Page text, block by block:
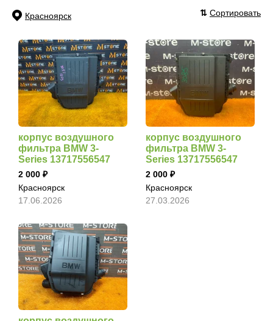
Красноярск ⇅ Сортировать
корпус воздушного
фильтра BMW 3-
Series 13717556547
2 000
Красноярск
17.06.2026
корпус воздушного
фильтра BMW 3-
Series 13717556547
2 000
Красноярск
27.03.2026